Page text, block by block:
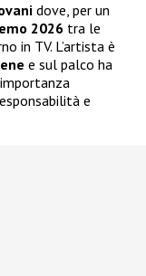
dove, per un
2026 tra le
in TV. L’artista è
e sul palco ha
e